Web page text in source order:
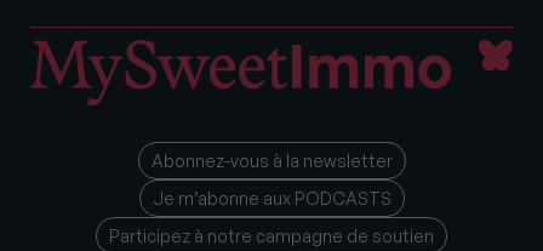
Abonnez-vous à la newsletter
Je m’abonne aux PODCASTS
Participez à notre campagne de soutien